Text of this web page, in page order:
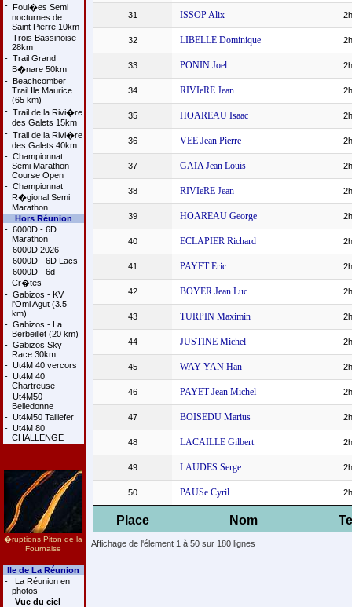
- Foul�es Semi
nocturnes de
Saint Pierre 10km
- Trois Bassinoise
28km
- Trail Grand
B�nare 50km
- Beachcomber
Trail Ile Maurice
(65 km)
- Trail de la Rivi�re
des Galets 15km
- Trail de la Rivi�re
des Galets 40km
- Championnat
Semi Marathon -
Course Open
- Championnat
R�gional Semi
Marathon
Hors Réunion
- 6000D - 6D
Marathon
- 6000D 2026
- 6000D - 6D Lacs
- 6000D - 6d
Cr�tes
- Gabizos - KV
l'Omi Agut (3.5
km)
- Gabizos - La
Berbeillet (20 km)
- Gabizos Sky
Race 30km
- Ut4M 40 vercors
- Ut4M 40
Chartreuse
- Ut4M50
Belledonne
- Ut4M50 Taillefer
- Ut4M 80
CHALLENGE
�ruptions Piton de la
Fournaise
Ile de La Réunion
-
La Réunion en
photos
-
Vue du ciel
Place Nom
31 ISSOP Alix
32 LIBELLE Dominique
33 PONIN Joel
34 RIVIeRE Jean
35 HOAREAU Isaac
36 VEE Jean Pierre
37 GAIA Jean Louis
38 RIVIeRE Jean
39 HOAREAU George
40 ECLAPIER Richard
41 PAYET Eric
42 BOYER Jean Luc
43 TURPIN Maximin
44 JUSTINE Michel
45 WAY YAN Han
46 PAYET Jean Michel
47 BOISEDU Marius
48 LACAILLE Gilbert
49 LAUDES Serge
50 PAUSe Cyril
Affichage de l'élement 1 à 50 sur 180 lignes